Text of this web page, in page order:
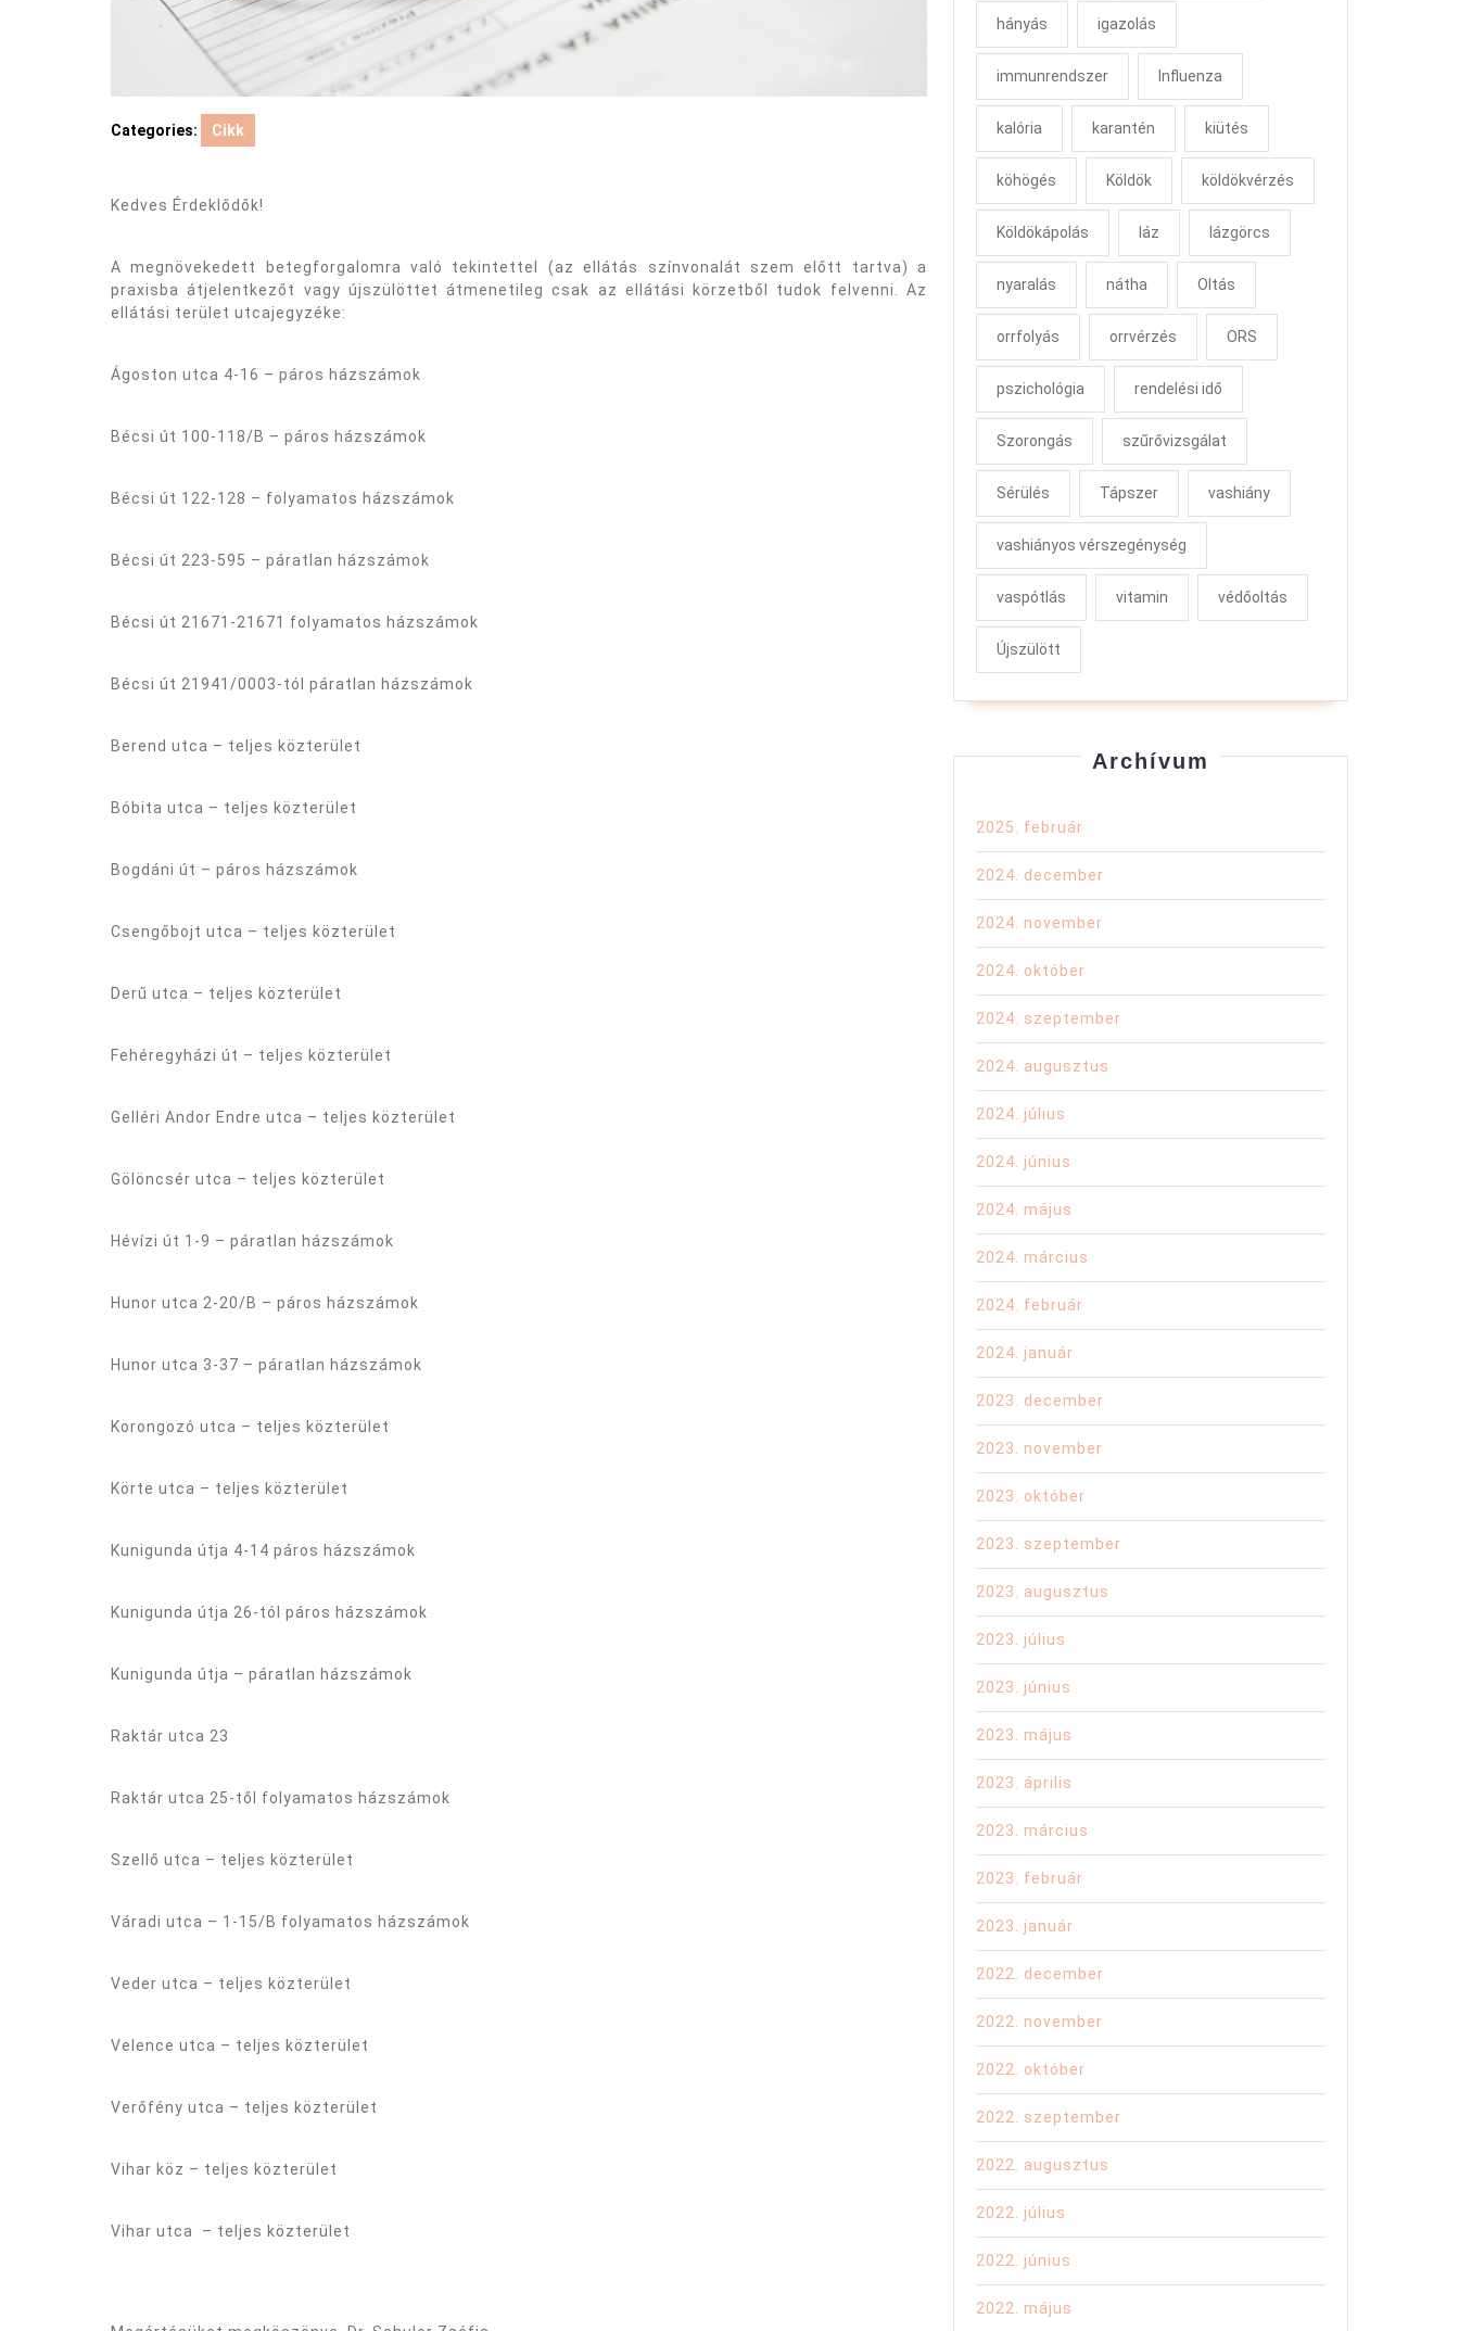
Categories: Cikk
Kedves Érdeklődők!
A megnövekedett betegforgalomra való tekintettel (az ellátás színvonalát szem előtt tartva) a
praxisba átjelentkezőt vagy újszülöttet átmenetileg csak az ellátási körzetből tudok felvenni. Az
ellátási terület utcajegyzéke:
Ágoston utca 4-16 – páros házszámok
Bécsi út 100-118/B – páros házszámok
Bécsi út 122-128 – folyamatos házszámok
Bécsi út 223-595 – páratlan házszámok
Bécsi út 21671-21671 folyamatos házszámok
Bécsi út 21941/0003-tól páratlan házszámok
Berend utca – teljes közterület
Bóbita utca – teljes közterület
Bogdáni út – páros házszámok
Csengőbojt utca – teljes közterület
Derű utca – teljes közterület
Fehéregyházi út – teljes közterület
Gelléri Andor Endre utca – teljes közterület
Gölöncsér utca – teljes közterület
Hévízi út 1-9 – páratlan házszámok
Hunor utca 2-20/B – páros házszámok
Hunor utca 3-37 – páratlan házszámok
Korongozó utca – teljes közterület
Körte utca – teljes közterület
Kunigunda útja 4-14 páros házszámok
Kunigunda útja 26-tól páros házszámok
Kunigunda útja – páratlan házszámok
Raktár utca 23
Raktár utca 25-től folyamatos házszámok
Szellő utca – teljes közterület
Váradi utca – 1-15/B folyamatos házszámok
Veder utca – teljes közterület
Velence utca – teljes közterület
Verőfény utca – teljes közterület
Vihar köz – teljes közterület
Vihar utca – teljes közterület
hányás igazolás
immunrendszer Influenza
kalória karantén kiütés
köhögés Köldök köldökvérzés
Köldökápolás láz lázgörcs
nyaralás nátha Oltás
orrfolyás orrvérzés ORS
pszichológia rendelési idő
Szorongás szűrővizsgálat
Sérülés Tápszer vashiány
vashiányos vérszegénység
vaspótlás vitamin védőoltás
Újszülött
Archívum
2025. február
2024. december
2024. november
2024. október
2024. szeptember
2024. augusztus
2024. július
2024. június
2024. május
2024. március
2024. február
2024. január
2023. december
2023. november
2023. október
2023. szeptember
2023. augusztus
2023. július
2023. június
2023. május
2023. április
2023. március
2023. február
2023. január
2022. december
2022. november
2022. október
2022. szeptember
2022. augusztus
2022. július
2022. június
2022. május